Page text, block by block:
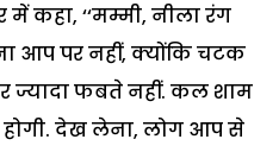
कहा, ‘‘मम्मी, नीला रंग
आप पर नहीं, क्योंकि चटक
ज्यादा फबते नहीं. कल शाम
देख लेना, लोग आप से